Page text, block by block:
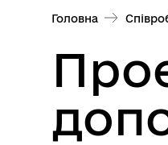
Головна